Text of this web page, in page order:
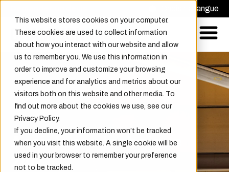
This website stores cookies on your computer.
These cookies are used to collect information
about how you interact with our website and allow
us to remember you. We use this information in
order to improve and customize your browsing
experience and for analytics and metrics about our
visitors both on this website and other media. To
find out more about the cookies we use, see our
Privacy Policy.
If you decline, your information won’t be tracked
when you visit this website. A single cookie will be
used in your browser to remember your preference
not to be tracked.
Choisir la langue
Assistance technique
24/7